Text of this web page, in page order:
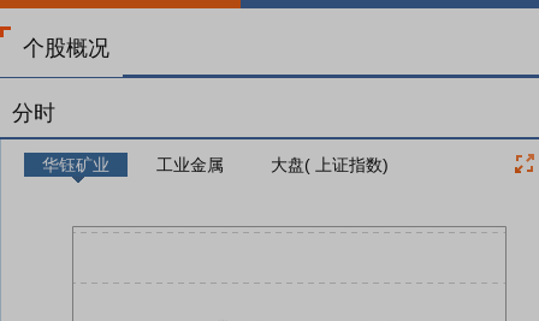
个股概况
分时
华钰矿业 工业金属 大盘( 上证指数)